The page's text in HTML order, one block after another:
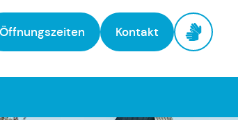
Öffnungszeiten Kontakt